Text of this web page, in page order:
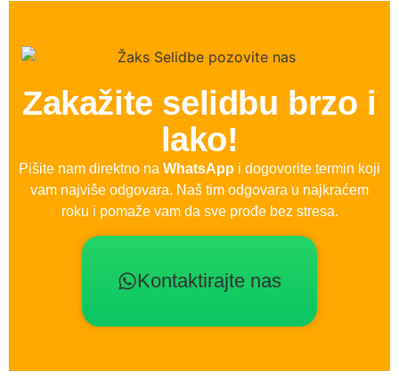
Zakažite selidbu brzo i
lako!
Pišite nam direktno na WhatsApp i dogovorite termin koji
vam najviše odgovara. Naš tim odgovara u najkraćem
roku i pomaže vam da sve prođe bez stresa.
Kontaktirajte nas